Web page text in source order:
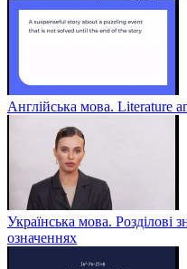
Англійська мова. Literature
Українська мова. Розділові
означеннях